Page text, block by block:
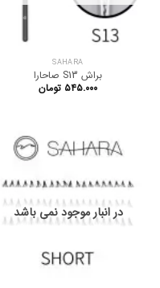
SAHARA
براش S13 صاحارا
۵۴۵.۰۰۰ تومان
در انبار موجود نمی باشد